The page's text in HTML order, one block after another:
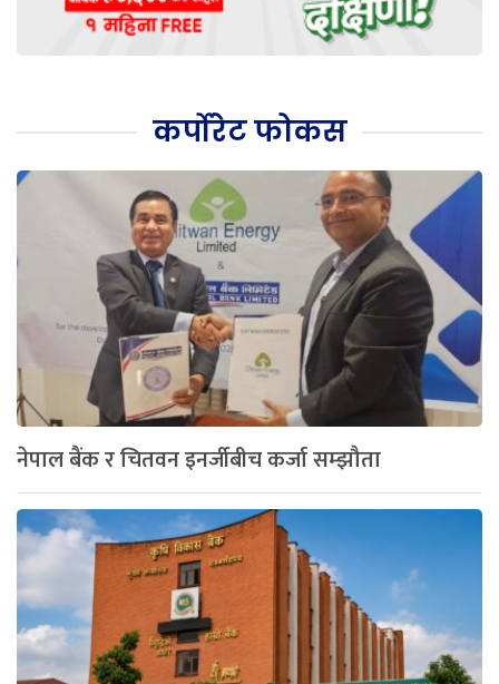
कर्पोरेट फोकस
नेपाल बैंक र चितवन इनर्जीबीच कर्जा सम्झौता